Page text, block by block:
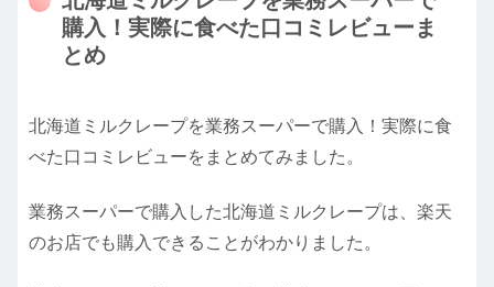
購入！実際に食べた口コミレビューま
とめ
北海道ミルクレープを業務スーパーで購入！実際に食
べた口コミレビューをまとめてみました。
業務スーパーで購入した北海道ミルクレープは、楽天
のお店でも購入できることがわかりました。